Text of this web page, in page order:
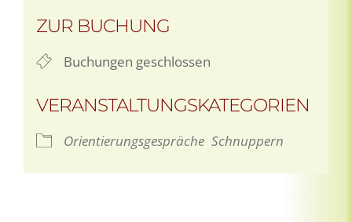
ZUR BUCHUNG
Buchungen geschlossen
VERANSTALTUNGSKATEGORIEN
Orientierungsgespräche Schnuppern